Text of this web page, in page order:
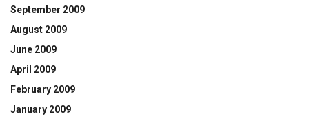
September 2009
August 2009
June 2009
April 2009
February 2009
January 2009